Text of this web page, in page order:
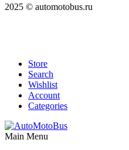
2025 © automotobus.ru
Store
Search
Wishlist
Account
Categories
Main Menu